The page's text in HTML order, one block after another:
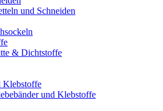
und Schneiden
& Dichtstoffe
Klebstoffe
und Klebstoffe